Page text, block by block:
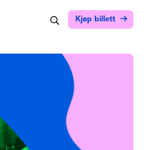
Kjøp billett